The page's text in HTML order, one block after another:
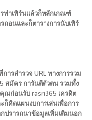
ทำเทิร์นแล้วก็หลักเกณฑ์
อนและก็ตารางการนับเทิร์
ารสำรวจ URL ทางการรวม
สมัคร การันตีตัวตน รวมทั้ง
ณก่อนรับ rasri365 เครดิต
ก็คิดแผนงบการเล่นเพื่อการ
ปรารถนาข้อมูลเพิ่มเติมนอก